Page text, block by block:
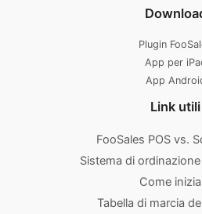
Plugin
App per
App
Link utili
FooSales POS vs.
Sistema di
Come
Tabella di marcia